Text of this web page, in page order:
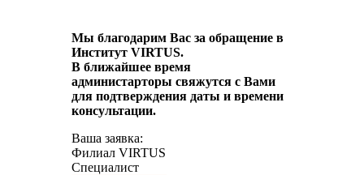
Мы благодарим Вас за обращение в
Институт VIRTUS.
В ближайшее время
администарторы свяжутся с Вами
для подтверждения даты и времени
консультации.
Ваша заявка:
Филиал VIRTUS
Специалист